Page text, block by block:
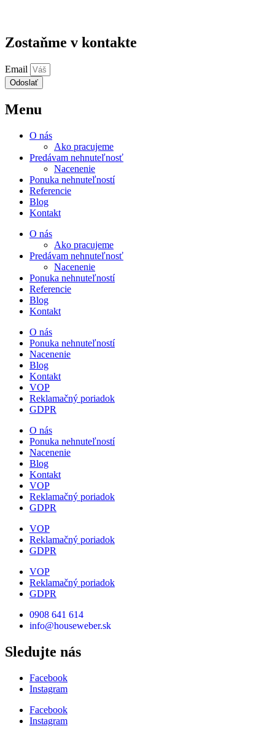
Zostaňme v kontakte
Email
Odoslať
Menu
O nás
Ako pracujeme
Predávam nehnuteľnosť
Nacenenie
Ponuka nehnuteľností
Referencie
Blog
Kontakt
O nás
Ako pracujeme
Predávam nehnuteľnosť
Nacenenie
Ponuka nehnuteľností
Referencie
Blog
Kontakt
O nás
Ponuka nehnuteľností
Nacenenie
Blog
Kontakt
VOP
Reklamačný poriadok
GDPR
O nás
Ponuka nehnuteľností
Nacenenie
Blog
Kontakt
VOP
Reklamačný poriadok
GDPR
VOP
Reklamačný poriadok
GDPR
VOP
Reklamačný poriadok
GDPR
0908 641 614
info@houseweber.sk
Sledujte nás
Facebook
Instagram
Facebook
Instagram